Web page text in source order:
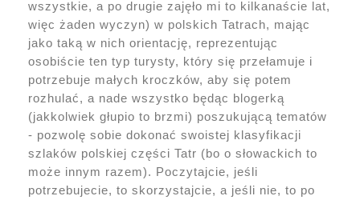
wszystkie, a po drugie zajęło mi to kilkanaście lat,
więc żaden wyczyn) w polskich Tatrach, mając
jako taką w nich orientację, reprezentując
osobiście ten typ turysty, który się przełamuje i
potrzebuje małych kroczków, aby się potem
rozhulać, a nade wszystko będąc blogerką
(jakkolwiek głupio to brzmi) poszukującą tematów
- pozwolę sobie dokonać swoistej klasyfikacji
szlaków polskiej części Tatr (bo o słowackich to
może innym razem). Poczytajcie, jeśli
potrzebujecie, to skorzystajcie, a jeśli nie, to po